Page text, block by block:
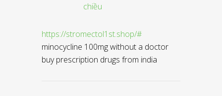
chiều
https://stromectol1st.shop/#
minocycline 100mg without a doctor
buy prescription drugs from india